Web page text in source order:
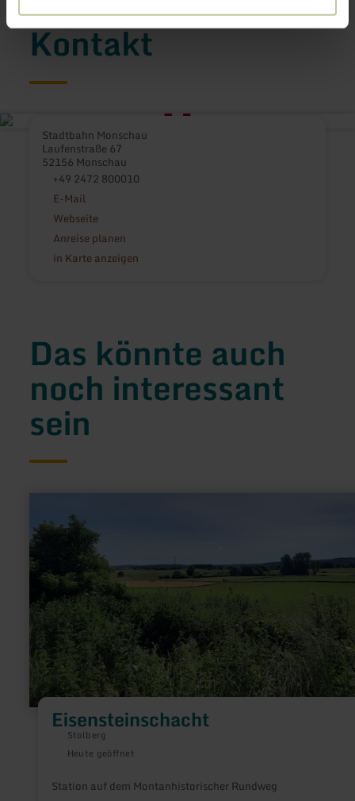
Kontakt
Stadtbahn Monschau
Laufenstraße 67
52156 Monschau
+49 2472 800010
E-Mail
Webseite
Anreise planen
in Karte anzeigen
Das könnte auch
noch interessant
sein
Eisensteinschacht
Stolberg
Heute geöffnet
Station auf dem Montanhistorischer Rundweg
zu:
Eisensteinschacht